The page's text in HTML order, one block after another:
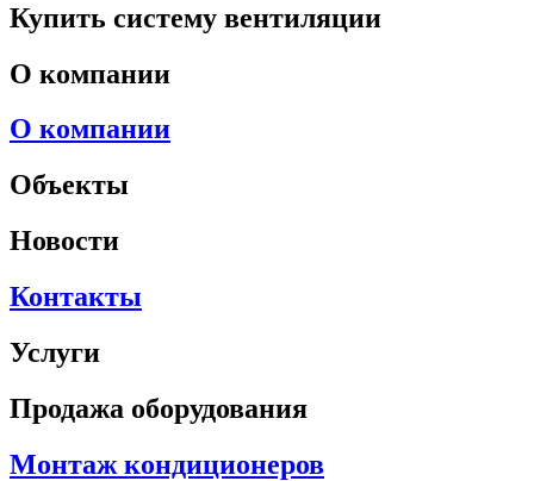
Купить систему вентиляции
О компании
О компании
Объекты
Новости
Контакты
Услуги
Продажа оборудования
Монтаж кондиционеров